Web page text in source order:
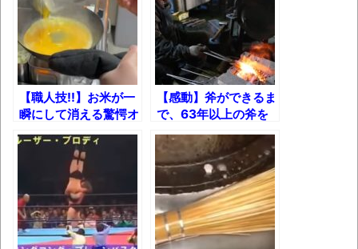
新装版「ご冗談でしょう、ファインマンさ
ん（上）（下）」発売
【画像】整形で2400万円超えの美女、水着
グラビアに挑戦
歴ログは10周年ですがnoteに引っ越します
進撃の巨人シーズン7 ファイナルシーズンの
感想
TBS「マツコの知らない世界」スタグル特
集でほとんど紹介されなかったJリーグ…なら
【職人技!!】お米が一
瞬にして消える驚愕オ
ムライス！
【感動】斧ができるま
で、63年以上の斧を
作り続けてきた81歳
の鍛冶職人！